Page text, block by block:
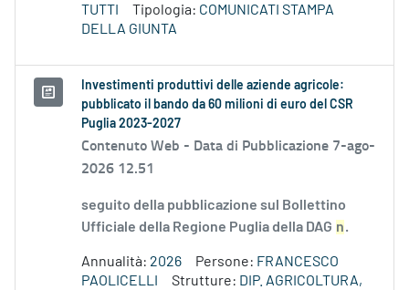
TUTTI
Tipologia: COMUNICATI STAMPA
DELLA GIUNTA
Investimenti produttivi delle aziende agricole:
pubblicato il bando da 60 milioni di euro del CSR
Puglia 2023-2027
Contenuto Web - Data di Pubblicazione 7-ago-
2026 12.51
seguito della pubblicazione sul Bollettino
Ufficiale della Regione Puglia della DAG n.
Annualità: 2026 Persone: FRANCESCO
PAOLICELLI
Strutture: DIP. AGRICOLTURA,